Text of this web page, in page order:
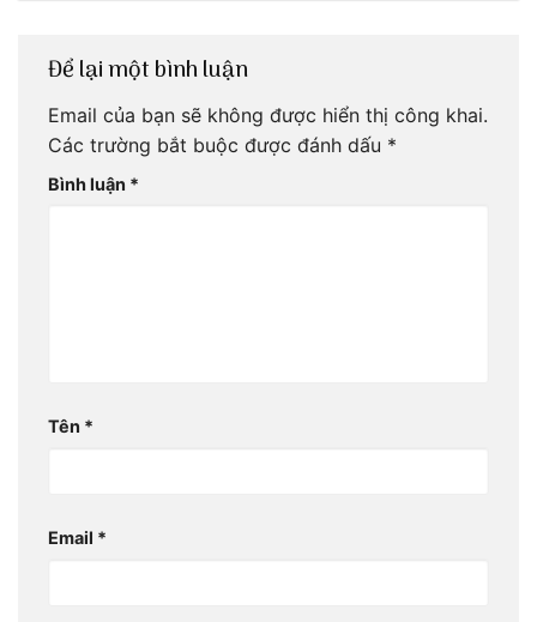
Để lại một bình luận
Email của bạn sẽ không được hiển thị công khai.
Các trường bắt buộc được đánh dấu *
Bình luận *
Tên *
Email *